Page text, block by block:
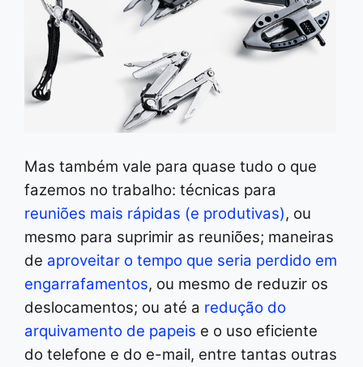
Mas também vale para quase tudo o que
fazemos no trabalho: técnicas para
reuniões mais rápidas (e produtivas), ou
mesmo para suprimir as reuniões; maneiras
de aproveitar o tempo que seria perdido em
engarrafamentos, ou mesmo de reduzir os
deslocamentos; ou até a redução do
arquivamento de papeis e o uso eficiente
do telefone e do e-mail, entre tantas outras